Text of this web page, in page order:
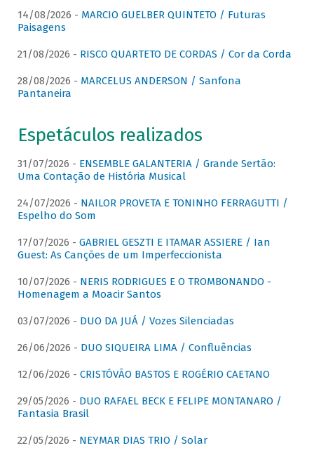
14/08/2026 - MARCIO GUELBER QUINTETO / Futuras
Paisagens
21/08/2026 - RISCO QUARTETO DE CORDAS / Cor da Corda
28/08/2026 - MARCELUS ANDERSON / Sanfona
Pantaneira
Espetáculos realizados
31/07/2026 - ENSEMBLE GALANTERIA / Grande Sertão:
Uma Contação de História Musical
24/07/2026 - NAILOR PROVETA E TONINHO FERRAGUTTI /
Espelho do Som
17/07/2026 - GABRIEL GESZTI E ITAMAR ASSIERE / Ian
Guest: As Canções de um Imperfeccionista
10/07/2026 - NERIS RODRIGUES E O TROMBONANDO -
Homenagem a Moacir Santos
03/07/2026 - DUO DA JUÁ / Vozes Silenciadas
26/06/2026 - DUO SIQUEIRA LIMA / Confluências
12/06/2026 - CRISTÓVÃO BASTOS E ROGÉRIO CAETANO
29/05/2026 - DUO RAFAEL BECK E FELIPE MONTANARO /
Fantasia Brasil
22/05/2026 - NEYMAR DIAS TRIO / Solar